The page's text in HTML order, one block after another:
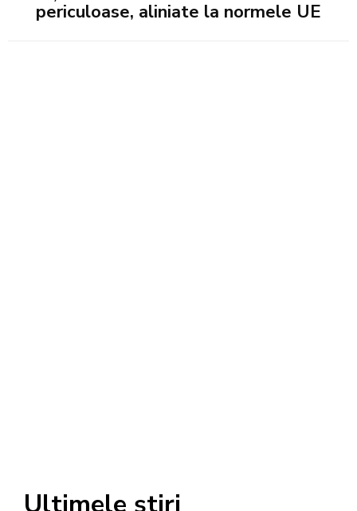
periculoase, aliniate la normele UE